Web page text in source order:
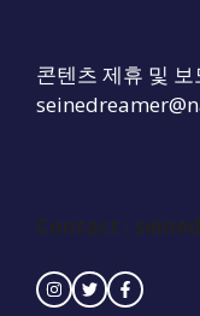
콘텐츠 제휴 및
Contact :